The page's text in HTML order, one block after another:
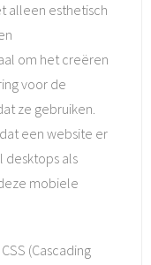
alleen esthetisch
om het creëren
voor de
ze gebruiken.
een website er
desktops als
mobiele
(Cascading